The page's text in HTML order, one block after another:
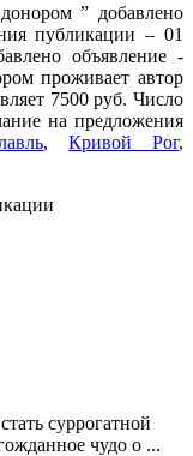
” добавлено
публикации – 01
объявление -
проживает автор
7500 руб. Число
на предложения
,Кривой Рог,
суррогатной
чудо о ...